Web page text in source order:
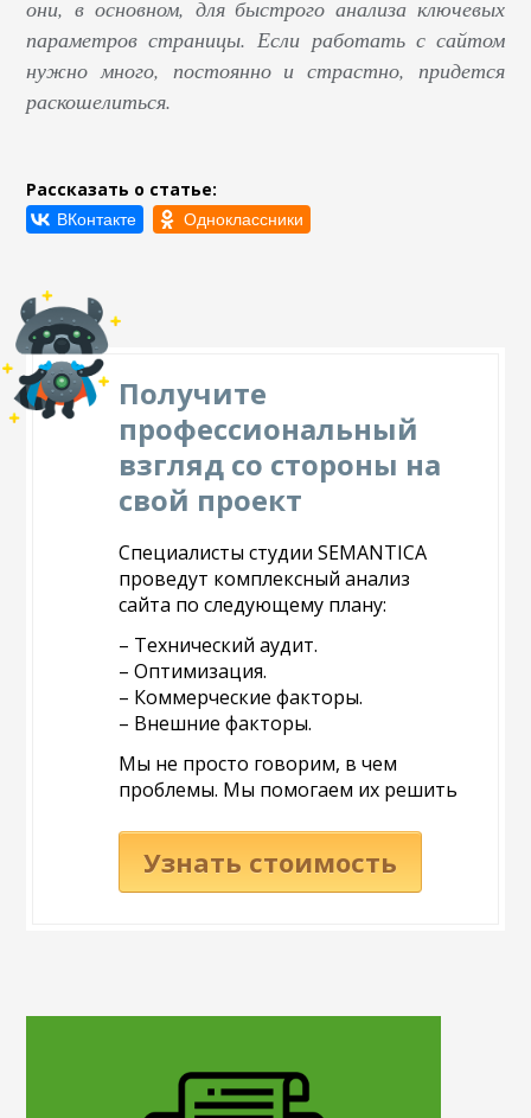
они, в основном, для быстрого анализа ключевых
параметров страницы. Если работать с сайтом
нужно много, постоянно и страстно, придется
раскошелиться.
Рассказать о статье:
Получите
профессиональный
взгляд со стороны на
свой проект
Специалисты студии SEMANTICA
проведут комплексный анализ
сайта по следующему плану:
– Технический аудит.
– Оптимизация.
– Коммерческие факторы.
– Внешние факторы.
Мы не просто говорим, в чем
проблемы. Мы помогаем их решить
Узнать стоимость